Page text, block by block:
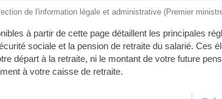
de l'information légale et administrative (Premier
à partir de cette page détaillent les principales
sociale et la pension de retraite du salarié. Ces
départ à la retraite, ni le montant de votre future
à votre caisse de retraite.